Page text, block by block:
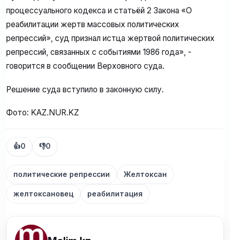
процессуального кодекса и статьёй 2 Закона «О
реабилитации жертв массовых политических
репрессий», суд признал истца жертвой политических
репрессий, связанных с событиями 1986 года», -
говорится в сообщении Верховного суда.
Решение суда вступило в законную силу.
Фото: KAZ.NUR.KZ
👍0 👎0
политические репрессии Желтоксан
желтоксановец реабилитация